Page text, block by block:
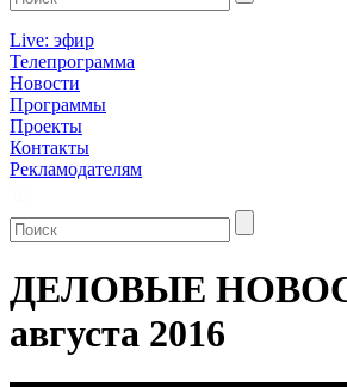
Live: эфир
Телепрограмма
Новости
Программы
Проекты
Контакты
Рекламодателям
ДЕЛОВЫЕ
августа 2016